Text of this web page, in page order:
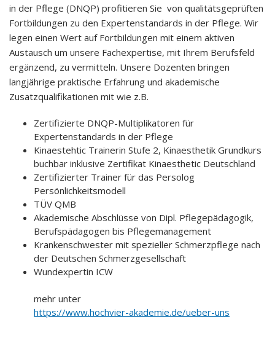
in der Pflege (DNQP) profitieren Sie von qualitätsgeprüften
Fortbildungen zu den Expertenstandards in der Pflege. Wir
legen einen Wert auf Fortbildungen mit einem aktiven
Austausch um unsere Fachexpertise, mit Ihrem Berufsfeld
ergänzend, zu vermitteln. Unsere Dozenten bringen
langjährige praktische Erfahrung und akademische
Zusatzqualifikationen mit wie z.B.
Zertifizierte DNQP-Multiplikatoren für
Expertenstandards in der Pflege
Kinaestehtic Trainerin Stufe 2, Kinaesthetik Grundkurs
buchbar inklusive Zertifikat Kinaesthetic Deutschland
Zertifizierter Trainer für das Persolog
Persönlichkeitsmodell
TÜV QMB
Akademische Abschlüsse von Dipl. Pflegepädagogik,
Berufspädagogen bis Pflegemanagement
Krankenschwester mit spezieller Schmerzpflege nach
der Deutschen Schmerzgesellschaft
Wundexpertin ICW
mehr unter
https://www.hochvier-akademie.de/ueber-uns